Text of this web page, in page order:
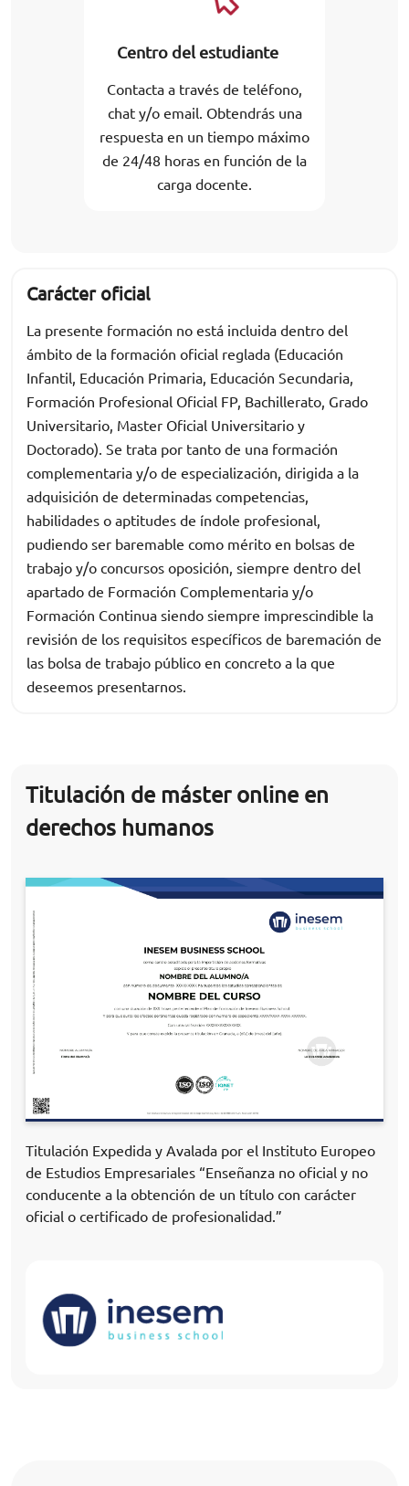
Centro del estudiante
Contacta a través de teléfono,
chat y/o email. Obtendrás una
respuesta en un tiempo máximo
de 24/48 horas en función de la
carga docente.
Carácter oficial
La presente formación no está incluida dentro del
ámbito de la formación oficial reglada (Educación
Infantil, Educación Primaria, Educación Secundaria,
Formación Profesional Oficial FP, Bachillerato, Grado
Universitario, Master Oficial Universitario y
Doctorado). Se trata por tanto de una formación
complementaria y/o de especialización, dirigida a la
adquisición de determinadas competencias,
habilidades o aptitudes de índole profesional,
pudiendo ser baremable como mérito en bolsas de
trabajo y/o concursos oposición, siempre dentro del
apartado de Formación Complementaria y/o
Formación Continua siendo siempre imprescindible la
revisión de los requisitos específicos de baremación de
las bolsa de trabajo público en concreto a la que
deseemos presentarnos.
Titulación de máster online en
derechos humanos
Titulación Expedida y Avalada por el Instituto Europeo
de Estudios Empresariales “Enseñanza no oficial y no
conducente a la obtención de un título con carácter
oficial o certificado de profesionalidad.”